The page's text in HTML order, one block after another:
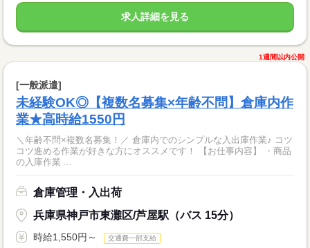
求人詳細を見る
1週間以内公開
[一般派遣]
未経験OK◎【複数名募集×年齢不問】倉庫内作
業★高時給1550円
＼年齢不問×複数名募集！／ 倉庫内でのシンプルな入出庫作業♪ コツ
コツ進める作業が好きな方にオススメです！ 【お仕事内容】 ・商品
の入庫作業 ...
倉庫管理・入出荷
兵庫県神戸市東灘区/芦屋駅（バス 15分）
時給1,550円～ 交通費一部支給